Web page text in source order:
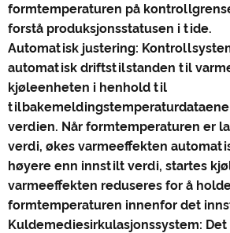
formtemperaturen på
forstå produksjonsstatusen i tide.
Automatisk justering:
automatisk driftstilstanden til
kjøleenheten i henhold til
verdien. Når formtemperaturen er
verdi, økes varmeeffekten
høyere enn innstilt verdi, startes
varmeeffekten reduseres for å
formtemperaturen innenfor det
Kuldemediesirkulasjonssystem: